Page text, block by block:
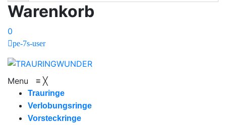
Warenkorb
0
pe-7s-user
Menu ≡ ╳
Trauringe
Verlobungsringe
Vorsteckringe